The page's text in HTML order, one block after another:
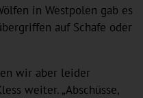
in Westpolen gab es
auf Schafe oder
wir aber leider
weiter. „Abschüsse,